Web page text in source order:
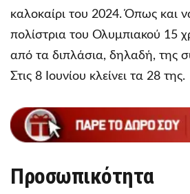
καλοκαίρι του 2024. Όπως και να
πολίστρια του Ολυμπιακού 15
από τα διπλάσια, δηλαδή, της
Στις 8 Ιουνίου κλείνει τα 28 της.
Προσωπικότητα